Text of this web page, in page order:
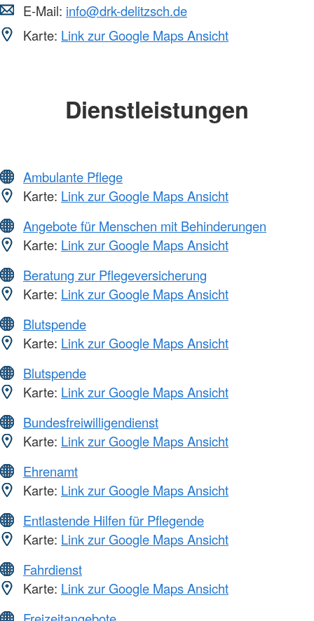
E-Mail: info@drk-delitzsch.de
Karte: Link zur Google Maps Ansicht
Dienstleistungen
Ambulante Pflege
Karte: Link zur Google Maps Ansicht
Angebote für Menschen mit Behinderungen
Karte: Link zur Google Maps Ansicht
Beratung zur Pflegeversicherung
Karte: Link zur Google Maps Ansicht
Blutspende
Karte: Link zur Google Maps Ansicht
Blutspende
Karte: Link zur Google Maps Ansicht
Bundesfreiwilligendienst
Karte: Link zur Google Maps Ansicht
Ehrenamt
Karte: Link zur Google Maps Ansicht
Entlastende Hilfen für Pflegende
Karte: Link zur Google Maps Ansicht
Fahrdienst
Karte: Link zur Google Maps Ansicht